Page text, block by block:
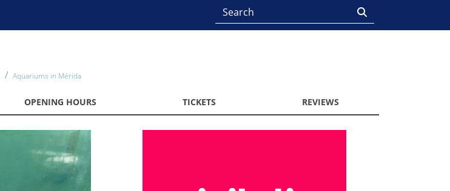
Aquariums in Mérida
OPENING HOURS TICKETS REVIEWS